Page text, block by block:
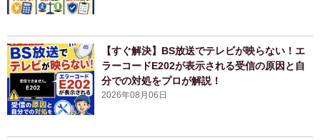
【すぐ解決】BS放送でテレビが映らない！エ
ラーコードE202が表示される受信の原因と自
分での対処をプロが解説！
2026年08月06日